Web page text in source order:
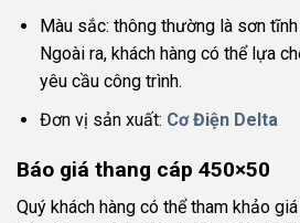
Màu sắc: thông thường là sơn
Ngoài ra, khách hàng có thể lựa
yêu cầu công trình.
Đơn vị sản xuất: Cơ Điện Delta
Báo giá thang cáp 450×50
Quý khách hàng có thể tham khảo